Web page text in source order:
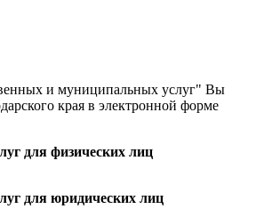
и муниципальных услуг" Вы
края в электронной форме
для физических лиц
для юридических лиц